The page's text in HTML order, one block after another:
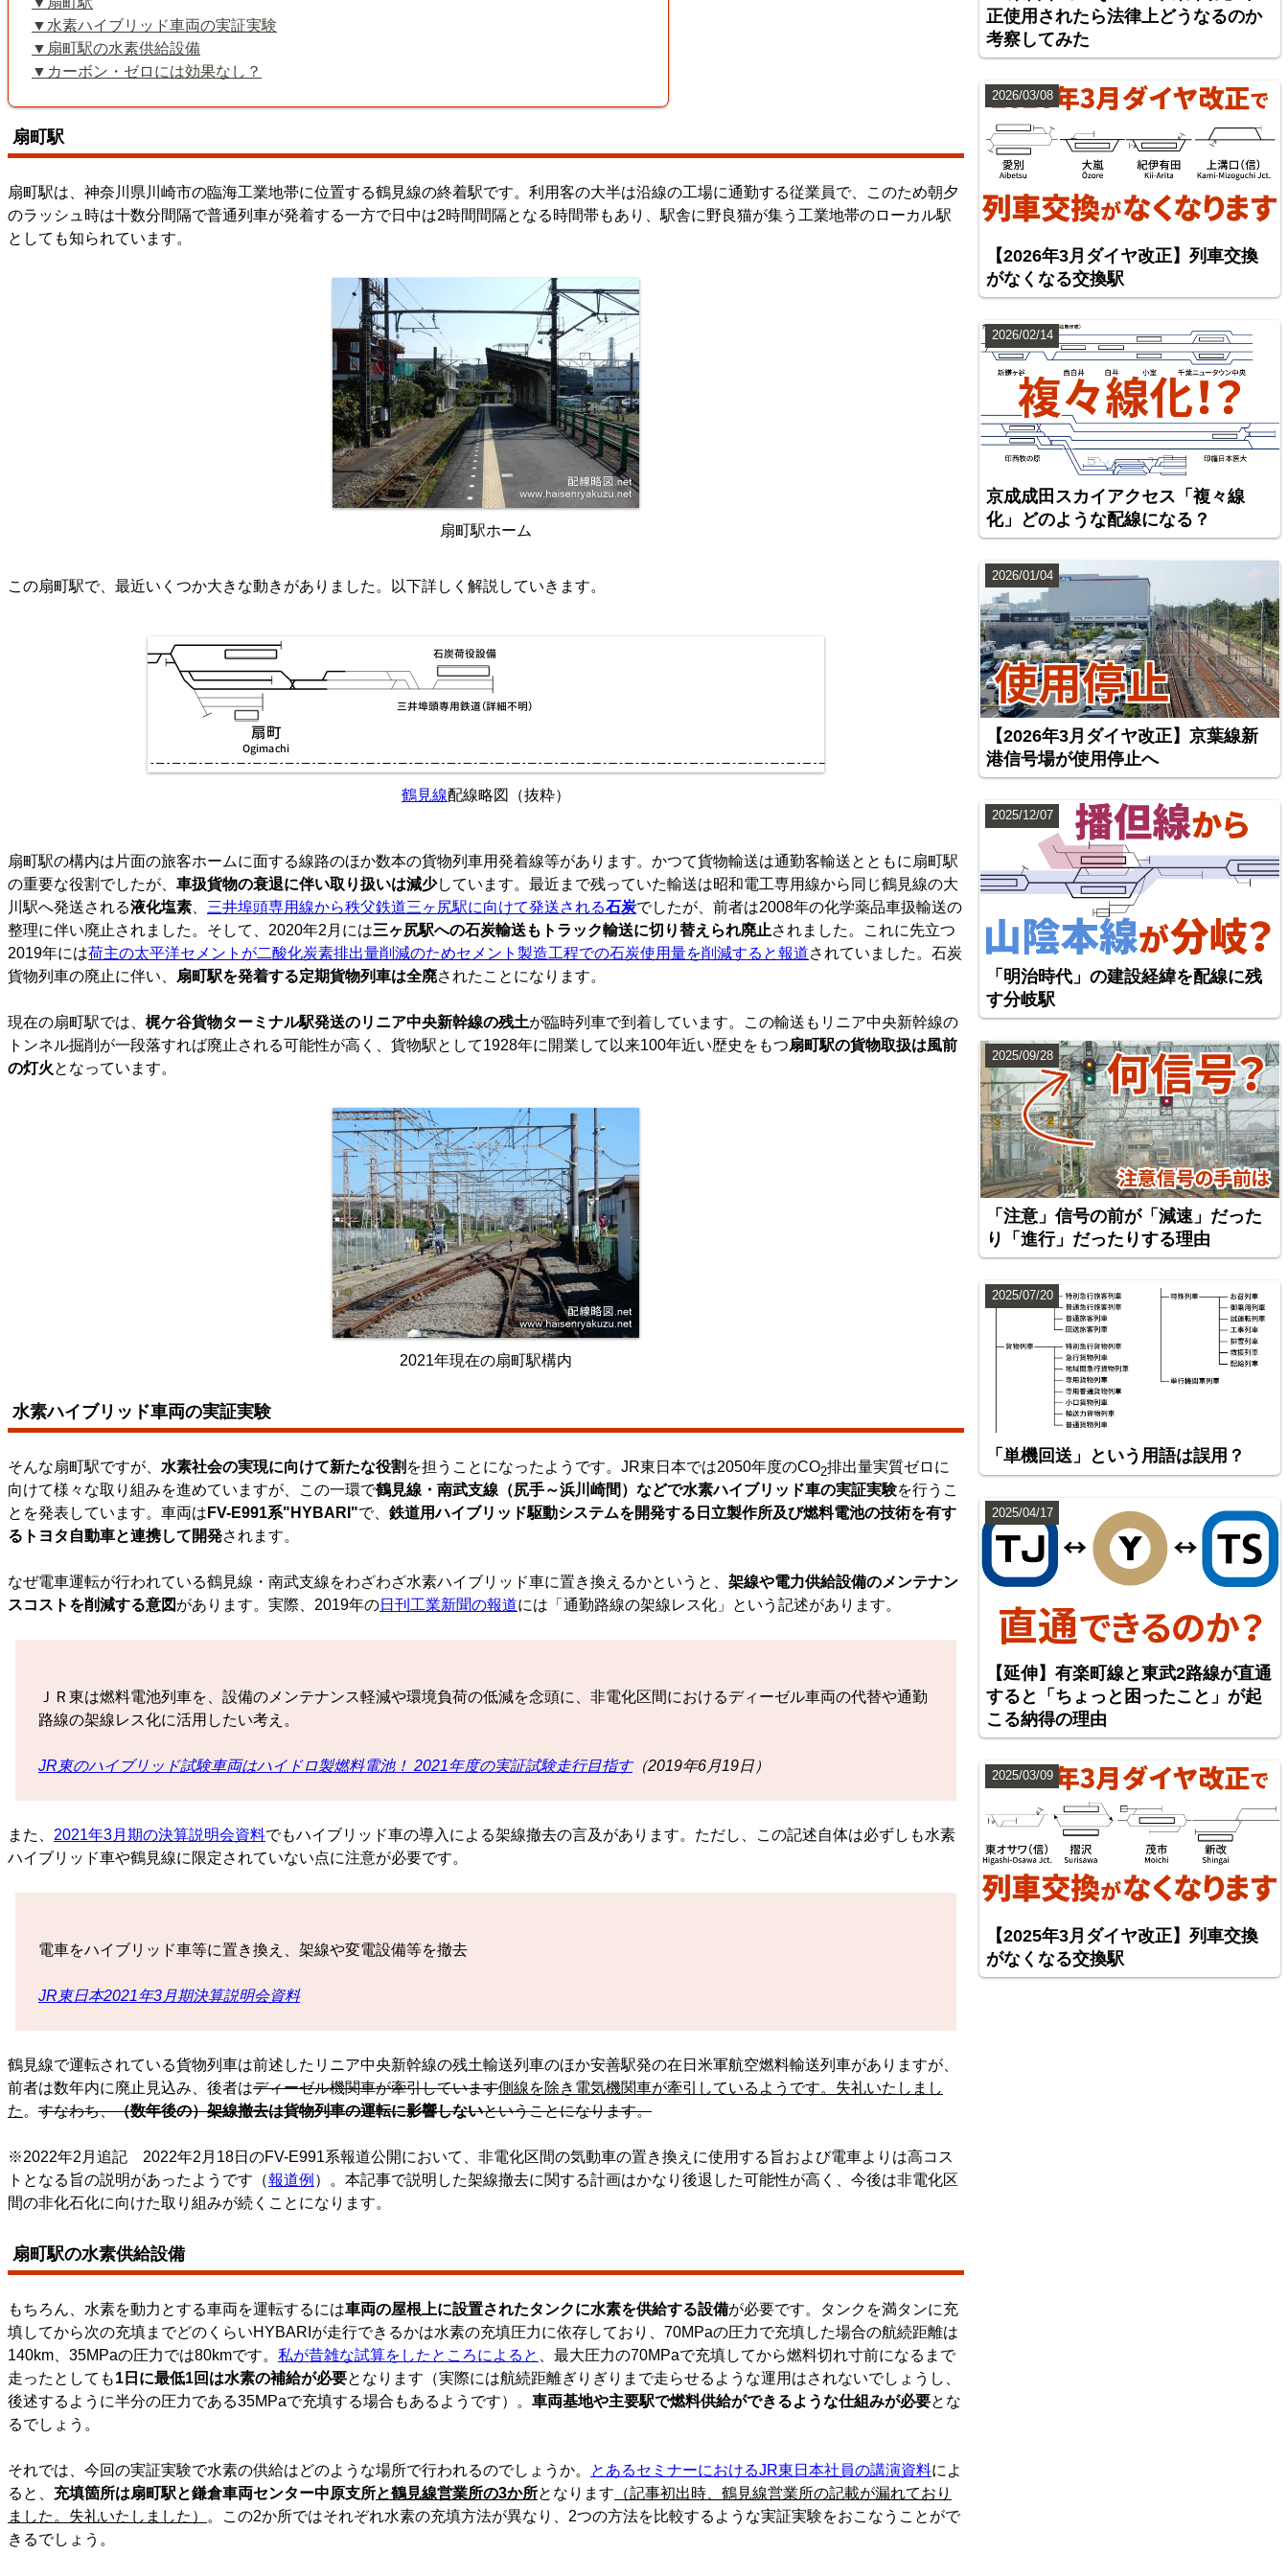
水素ハイブリッド車両の実証実験
扇町駅の水素供給設備
カーボン・ゼロには効果なし？
扇町駅
扇町駅は、神奈川県川崎市の臨海工業地帯に位置する鶴見線の終着駅です。利用客の大半は沿線の工場に通勤する従業員で、このため朝夕
のラッシュ時は十数分間隔で普通列車が発着する一方で日中は2時間間隔となる時間帯もあり、駅舎に野良猫が集う工業地帯のローカル駅
としても知られています。
扇町駅ホーム
この扇町駅で、最近いくつか大きな動きがありました。以下詳しく解説していきます。
鶴見線配線略図（抜粋）
扇町駅の構内は片面の旅客ホームに面する線路のほか数本の貨物列車用発着線等があります。かつて貨物輸送は通勤客輸送とともに扇町駅
の重要な役割でしたが、 車扱貨物の衰退に伴い取り扱いは減少しています。最近まで残っていた輸送は昭和電工専用線から同じ鶴見線の大
川駅へ発送される液化塩素 三井埠頭専用線から秩父鉄道三ヶ尻駅に向けて発送される石炭でしたが、前者は2008年の化学薬品車扱輸送の
整理に伴い廃止されました。そして、2020年2月には三ヶ尻駅への石炭輸送もトラック輸送に切り替えられ廃止されました。これに先立つ
2019年には荷主の太平洋セメントが二酸化炭素排出量削減のためセメント製造工程での石炭使用量を削減すると報道されていました。石炭
貨物列車の廃止に伴い、 扇町駅を発着する定期貨物列車は全廃されたことになります。
現在の扇町駅では、 梶ケ谷貨物ターミナル駅発送のリニア中央新幹線の残土が臨時列車で到着しています。この輸送もリニア中央新幹線の
トンネル掘削が一段落すれば廃止される可能性が高く、貨物駅として1928年に開業して以来100年近い歴史をもつ扇町駅の貨物取扱は風前
の灯火となっています。
2021年現在の扇町駅構内
水素ハイブリッド車両の実証実験
そんな扇町駅ですが、 水素社会の実現に向けて新たな役割 を担うことになったようです。JR東日本では2050年度のCO2排出量実質ゼロに
向けて様々な取り組みを進めていますが、この一環で鶴見線・南武支線（尻手～浜川崎間）などで水素ハイブリッド車の実証実験を行うこ
とを発表しています。車両は FV-E991系"HYBARI"で、 鉄道用ハイブリッド駆動システムを開発する日立製作所及び燃料電池の技術を有す
るトヨタ自動車と連携して開発されます。
なぜ電車運転が行われている鶴見線・南武支線をわざわざ水素ハイブリッド車に置き換えるかというと、 架線や電力供給設備のメンテナン
スコストを削減する意図があります。実際、2019年の日刊工業新聞の報道には「通勤路線の架線レス化」という記述があります。
ＪＲ東は燃料電池列車を、設備のメンテナンス軽減や環境負荷の低減を念頭に、非電化区間におけるディーゼル車両の代替や通勤
路線の架線レス化に活用したい考え。
JR東のハイブリッド試験車両はハイドロ製燃料電池！ 2021年度の実証試験走行目指す（2019年6月19日）
また、 2021年3月期の決算説明会資料でもハイブリッド車の導入による架線撤去の言及があります。ただし、この記述自体は必ずしも水素
ハイブリッド車や鶴見線に限定されていない点に注意が必要です。
電車をハイブリッド車等に置き換え、架線や変電設備等を撤去
JR東日本2021年3月期決算説明会資料
鶴見線で運転されている貨物列車は前述したリニア中央新幹線の残土輸送列車のほか安善駅発の在日米軍航空燃料輸送列車がありますが、
前者は数年内に廃止見込み、後者はディーゼル機関車が牽引しています側線を除き電気機関車が牽引しているようです。失礼いたしまし
た。 すなわち、（数年後の）架線撤去は貨物列車の運転に影響しないということになります。
※2022年2月追記 2022年2月18日のFV-E991系報道公開において、非電化区間の気動車の置き換えに使用する旨および電車よりは高コス
トとなる旨の説明があったようです（報道例 ）。本記事で説明した架線撤去に関する計画はかなり後退した可能性が高く、今後は非電化区
間の非化石化に向けた取り組みが続くことになります。
扇町駅の水素供給設備
もちろん、水素を動力とする車両を運転するには車両の屋根上に設置されたタンクに水素を供給する設備が必要です。タンクを満タンに充
填してから次の充填までどのくらいHYBARIが走行できるかは水素の充填圧力に依存しており、 70MPaの圧力で充填した場合の航続距離は
140km、 35MPaの圧力では80kmです。 私が昔雑な試算をしたところによると 、最大圧力の70MPaで充填してから燃料切れ寸前になるまで
走ったとしても1日に最低1回は水素の補給が必要となります（実際には航続距離ぎりぎりまで走らせるような運用はされないでしょうし、
後述するように半分の圧力である35MPaで充填する場合もあるようです）。 車両基地や主要駅で燃料供給ができるような仕組みが必要とな
るでしょう。
それでは、今回の実証実験で水素の供給はどのような場所で行われるのでしょうか。 とあるセミナーにおけるJR東日本社員の講演資料によ
ると、 充填箇所は扇町駅と鎌倉車両センター中原支所と鶴見線営業所の3か所となります （記事初出時、鶴見線営業所の記載が漏れており
ました。失礼いたしました） 。この2か所ではそれぞれ水素の充填方法が異なり、2つの方法を比較するような実証実験をおこなうことがで
きるでしょう。
正使用されたら法律上どうなるのか
考察してみた
【2026年3月ダイヤ改正】列車交換
がなくなる交換駅
2026/03/08
京成成田スカイアクセス「複々線
化」どのような配線になる？
2026/02/14
【2026年3月ダイヤ改正】京葉線新
港信号場が使用停止へ
2026/01/04
「明治時代」の建設経緯を配線に残
す分岐駅
2025/12/07
「注意」信号の前が「減速」だった
り「進行」だったりする理由
2025/09/28
「単機回送」という用語は誤用？
2025/07/20
【延伸】有楽町線と東武2路線が直通
すると「ちょっと困ったこと」が起
こる納得の理由
2025/04/17
【2025年3月ダイヤ改正】列車交換
がなくなる交換駅
2025/03/09